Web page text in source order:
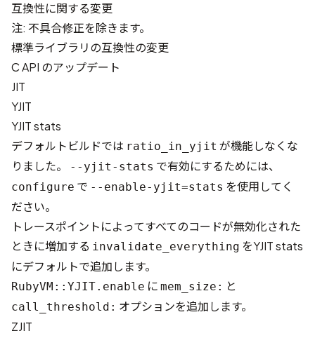
互換性に関する変更
注: 不具合修正を除きます。
標準ライブラリの互換性の変更
C API のアップデート
JIT
YJIT
YJIT stats
デフォルトビルドでは ratio_in_yjit が機能しなくな
りました。
--yjit-stats で有効にするためには、
configure で --enable-yjit=stats を使用してく
ださい。
トレースポイントによってすべてのコードが無効化された
ときに増加する invalidate_everything をYJIT stats
にデフォルトで追加します。
RubyVM::YJIT.enable に mem_size: と
call_threshold: オプションを追加します。
ZJIT